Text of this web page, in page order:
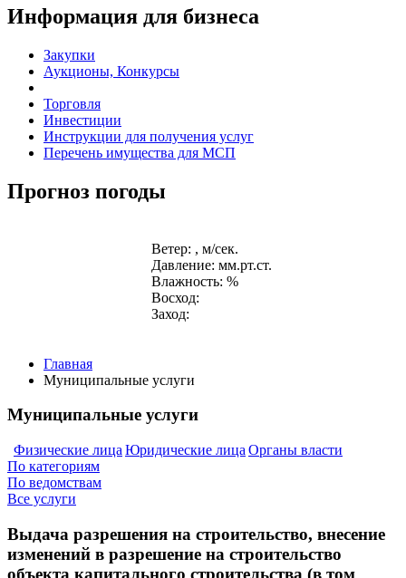
Информация для бизнеса
Закупки
Аукционы, Конкурсы
Торговля
Инвестиции
Инструкции для получения услуг
Перечень имущества для МСП
Прогноз погоды
Ветер: , м/сек.
Давление: мм.рт.ст.
Влажность: %
Восход:
Заход:
Главная
Муниципальные услуги
Муниципальные услуги
Физические лица Юридические лица Органы власти
По категориям
По ведомствам
Все услуги
Выдача разрешения на строительство, внесение
изменений в разрешение на строительство
объекта капитального строительства (в том